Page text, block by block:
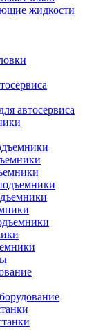
жидкости
автосервиса